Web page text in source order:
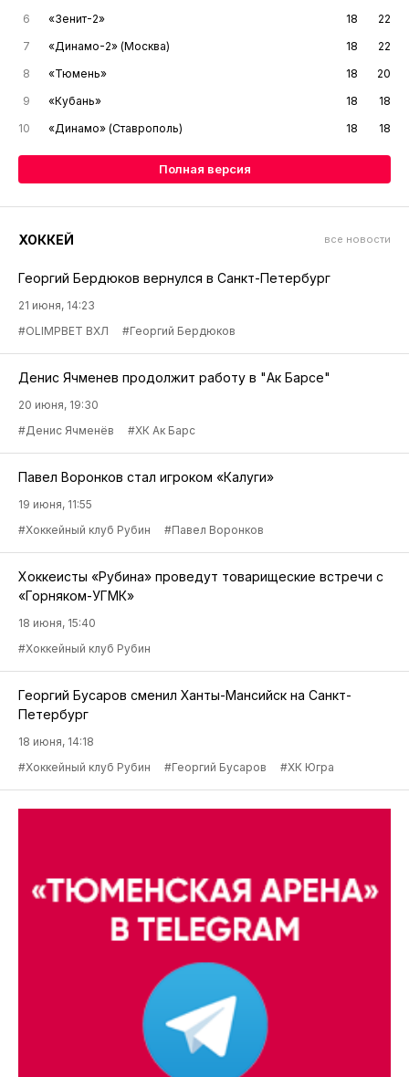
6
«Зенит-2» 18
22
7
«Динамо-2» (Москва) 18
22
8
«Тюмень» 18
20
9
«Кубань» 18
18
10
«Динамо» (Ставрополь) 18 18
Полная версия
ХОККЕЙ все новости
Георгий Бердюков вернулся в Санкт-Петербург
21 июня, 14:23
#OLIMPBET ВХЛ
#Георгий Бердюков
Денис Ячменев продолжит работу в "Ак Барсе"
20 июня, 19:30
#Денис Ячменёв
#ХК Ак Барс
Павел Воронков стал игроком «Калуги»
19 июня, 11:55
#Хоккейный клуб Рубин
#Павел Воронков
Хоккеисты «Рубина» проведут товарищеские встречи с
«Горняком-УГМК»
18 июня, 15:40
#Хоккейный клуб Рубин
Георгий Бусаров сменил Ханты-Мансийск на Санкт-
Петербург
18 июня, 14:18
#Хоккейный клуб Рубин
#Георгий Бусаров #ХК Югра